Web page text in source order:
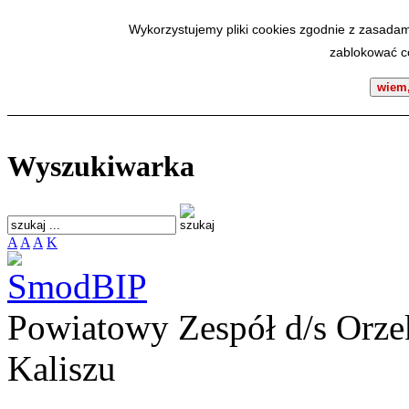
Wykorzystujemy pliki cookies zgodnie z
zablokować
SmodBIP
Wyszukiwarka
A A A K
Powiatowy Zespół d/s
Kaliszu